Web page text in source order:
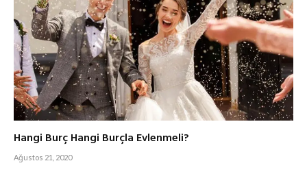
Hangi Burç Hangi Burçla Evlenmeli?
Ağustos 21, 2020